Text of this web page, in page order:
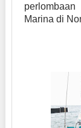
Marina di